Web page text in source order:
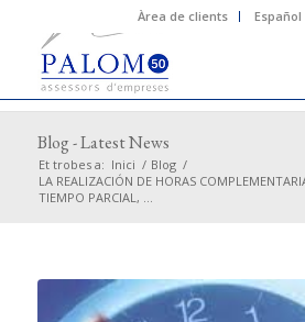
Àrea de clients Español
Blog - Latest News
Et trobes a: Inici / Blog /
LA REALIZACIÓN DE HORAS
TIEMPO PARCIAL, ...